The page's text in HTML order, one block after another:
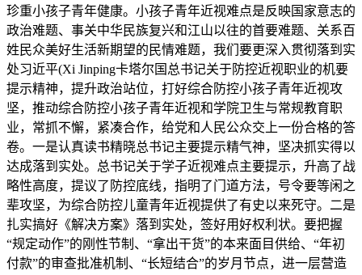
珍重小孩子青年健康。小孩子青年近视难点是反映国家意志的
政治难题、事关中华民族复兴和江山以往的首要难题、关系百
姓民众美好生活新期望的民情难题，我们要更深入贯彻落到实
处习近平(Xi Jinping卡塔尔国总书记关于防控近视职业的机要
提示精神，提升政治站位，打好综合防控小孩子青年近视攻
坚，推动综合防控小孩子青年近视和学院卫生与常规教育职
业，常抓不懈，紧凑合作，给党和人民公众交上一份合格的答
卷。一是认真读书精晓总书记主要提示精气神，坚决抓实得以
达成落到实处。总书记关于学子近视难点主要提示，升高了战
略性高度，提议了防控底线，指明了门道方法，号令要等闲之
辈攻坚，为综合防控儿童青年近视提供了有史以来死守。二是
扎实搞好《解决方案》落到实处，签好用好权利状。要把握
“规定动作”的刚性节制、“拿出干货”的本来面目供给、“年初
付款”的审查批准机制、“长短结合”的岁月节点，进一层营造